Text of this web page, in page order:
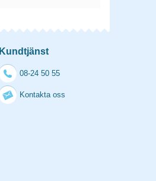
Kundtjänst
08-24 50 55
Kontakta oss